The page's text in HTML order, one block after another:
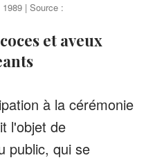
| Source :
à la cérémonie
l'objet de
public, qui se